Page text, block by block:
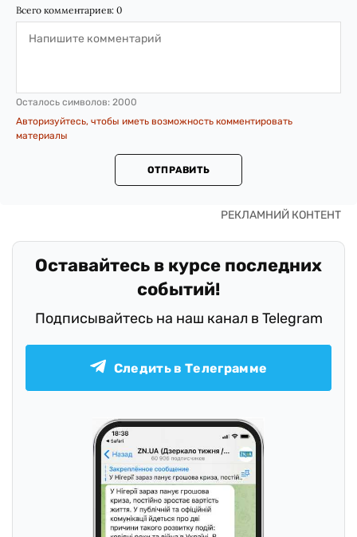
Всего комментариев: 0
Осталось символов: 2000
Авторизуйтесь, чтобы иметь возможность комментировать
материалы
ОТПРАВИТЬ
Оставайтесь в курсе последних
событий!
Подписывайтесь на наш канал в Telegram
Следить в Телеграмме